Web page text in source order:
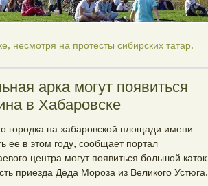
несмотря на протесты сибирских татар.
арка могут появиться
в Хабаровске
городка на хабаровской площади имени
ее в этом году, сообщает портал
центра могут появиться большой каток
приезда Деда Мороза из Великого Устюга.